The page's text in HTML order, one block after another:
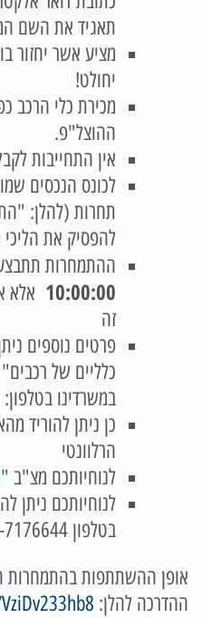
תאגיד את השם
יחולט!
מכירת כלי הרכב
ההוצל"פ.
אין התחייבות
לכונס הנכסים
תחרות (להלן:
להפסיק את
ההתמחרות
10:00:00 אלא
זה
פרטים נוספים
כלליים של
במשרדינו בטלפון: 09-8890666
כן ניתן להוריד
הרלוונטי
לנוחיותכם מצ"ב "
בטלפון 054-7176644
אופן ההשתתפות בהתמחרות
ההדרכה להלן: